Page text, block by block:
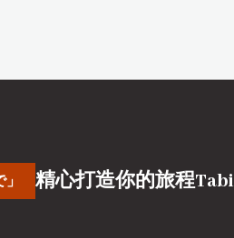
精心打造你的旅程